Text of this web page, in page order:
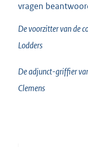
vragen
De voorzitter van de
Lodders
De adjunct-griffier
Clemens